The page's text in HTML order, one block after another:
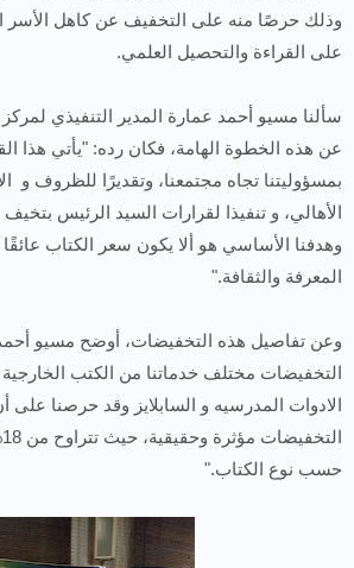
وذلك حرصًا منه على التخفيف عن كاهل الأسر
على القراءة والتحصيل العلمي.
سألنا مسيو أحمد عمارة المدير التنفيذي لمركز
عن هذه الخطوة الهامة، فكان رده: "يأتي هذا
بمسؤوليتنا تجاه مجتمعنا، وتقديرًا للظروف و
الأهالي، و تنفيذا لقرارات السيد الرئيس
وهدفنا الأساسي هو ألا يكون سعر الكتاب
المعرفة والثقافة."
وعن تفاصيل هذه التخفيضات، أوضح مسيو
التخفيضات مختلف خدماتنا من الكتب الخارجية
الادوات المدرسيه و السابلايز وقد حرصنا على
حسب نوع الكتاب."